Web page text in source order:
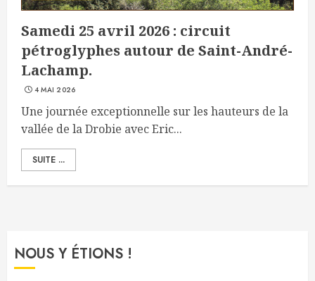
Samedi 25 avril 2026 : circuit
pétroglyphes autour de Saint-André-
Lachamp.
4 MAI 2026
Une journée exceptionnelle sur les hauteurs de la
vallée de la Drobie avec Eric...
SUITE ...
NOUS Y ÉTIONS !